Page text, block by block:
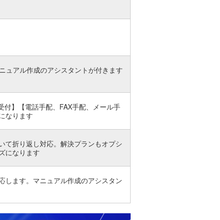
ュアル作成のアシスタントが付きます
】【電話手配、FAX手配、メール手
なります
て折り返し対応。解決プランもオプシ
になります
ます。 マニュアル作成のアシスタン